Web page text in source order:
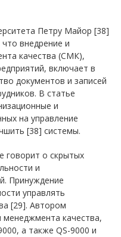
Петру Майор [38]
внедрение и
качества (СМК),
включает в
документов и записей
В статье
и
на управление
[38] системы.
говорит о скрытых
и
Принуждение
управлять
[29]. Автором
качества,
а также QS-9000 и